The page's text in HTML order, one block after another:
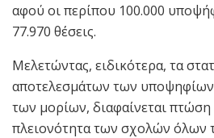
αφού οι περίπου 100.000
77.970 θέσεις.
Μελετώντας, ειδικότερα, τα
αποτελεσμάτων των υποψηφίων
των μορίων, διαφαίνεται
πλειονότητα των σχολών όλων